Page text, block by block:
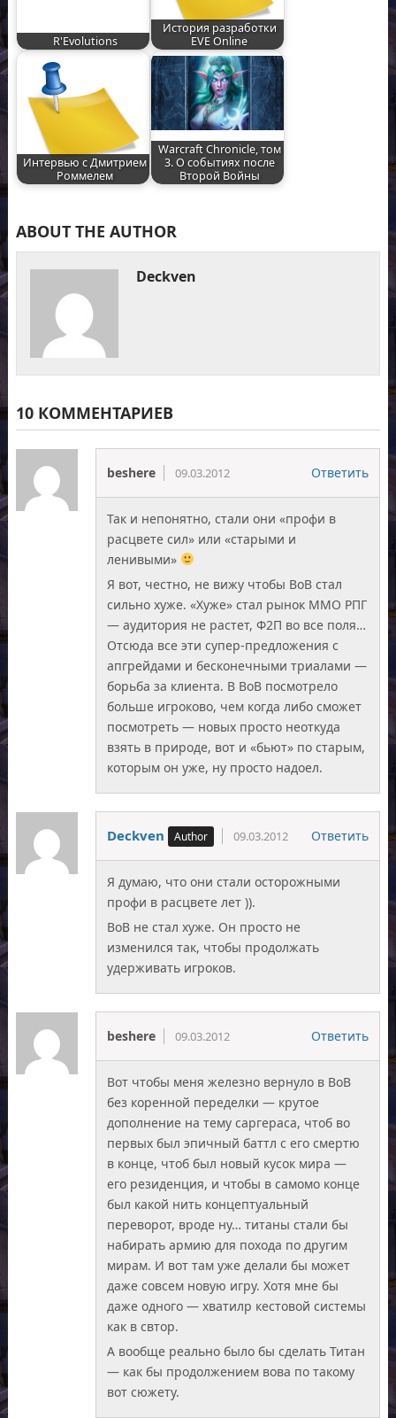
R'Evolutions
История разработки
EVE Online
Интервью с Дмитрием
Роммелем
Warcraft Chronicle, том
3. О событиях после
Второй Войны
ABOUT THE AUTHOR
Deckven
10 КОММЕНТАРИЕВ
beshere 09.03.2012 Ответить
Так и непонятно, стали они «профи в
расцвете сил» или «старыми и
ленивыми»
Я вот, честно, не вижу чтобы ВоВ стал
сильно хуже. «Хуже» стал рынок ММО РПГ
— аудитория не растет, Ф2П во все поля…
Отсюда все эти супер-предложения с
апгрейдами и бесконечными триалами —
борьба за клиента. В ВоВ посмотрело
больше игроково, чем когда либо сможет
посмотреть — новых просто неоткуда
взять в природе, вот и «бьют» по старым,
которым он уже, ну просто надоел.
Deckven 09.03.2012 Ответить
Я думаю, что они стали осторожными
профи в расцвете лет )).
ВоВ не стал хуже. Он просто не
изменился так, чтобы продолжать
удерживать игроков.
beshere 09.03.2012 Ответить
Вот чтобы меня железно вернуло в ВоВ
без коренной переделки — крутое
дополнение на тему саргераса, чтоб во
первых был эпичный баттл с его смертю
в конце, чтоб был новый кусок мира —
его резиденция, и чтобы в самомо конце
был какой нить концептуальный
переворот, вроде ну… титаны стали бы
набирать армию для похода по другим
мирам. И вот там уже делали бы может
даже совсем новую игру. Хотя мне бы
даже одного — хватилр кестовой системы
как в свтор.
А вообще реально было бы сделать Титан
— как бы продолжением вова по такому
вот сюжету.